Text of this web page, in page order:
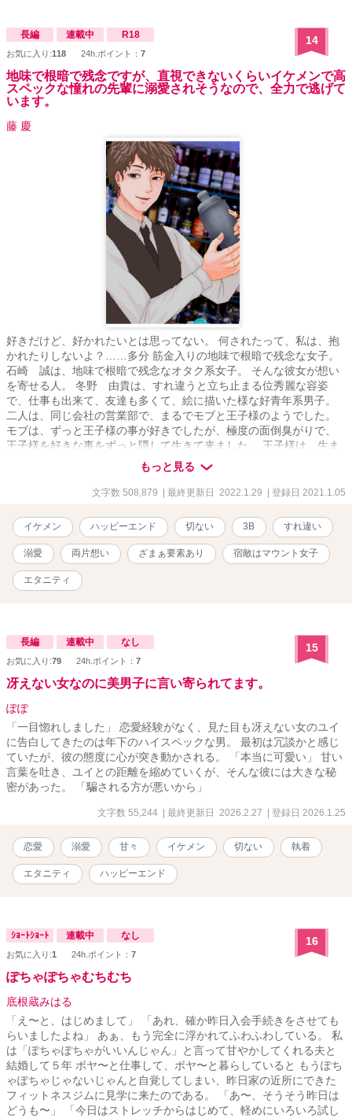
長編 連載中 R18
お気に入り:118 24h.ポイント： 7
14
地味で根暗で残念ですが、直視できないくらいイケメンで高
スペックな憧れの先輩に溺愛されそうなので、全力で逃げて
います。
藤 慶
好きだけど、好かれたいとは思ってない。 何されたって、私は、抱
かれたりしないよ？……多分 筋金入りの地味で根暗で残念な女子。
石崎 誠は、地味で根暗で残念なオタク系女子。 そんな彼女が想い
を寄せる人。 冬野 由貴は、すれ違うと立ち止まる位秀麗な容姿
で、仕事も出来て、友達も多くて、絵に描いた様な好青年系男子。
二人は、同じ会社の営業部で、まるでモブと王子様のようでした。
モブは、ずっと王子様の事が好きでしたが、極度の面倒臭がりで、
王子様を好きな事をずっと隠して生きて来ました。 王子様は、生ま
れて初めて好きになった女性がモブでしたが、自分から女性に告白
した事のない彼は、モブに好きと言う以外何も出来ずにいました。
そんな二人は、同じ会社に3年勤めていたのですが、ある日、王子様
てしまいました。 もう、二度と会うことがないなら、いっそのこと
『無かった事にしてしまえば良い』。 モブは、潔く王子様の事をあ
きらめて、一生地味で根暗で残念な一生を送りました。 モブは、み
んなの前でそう語りました。 「これは、これでめでたしめでたしだ
よ」 満面の笑みで、一縷の迷いもなく、それはそれは、晴れやかな
表情でした。 「ばっかじゃないの。姉ちゃん」 モブは、妹に叱られ
のです。 モブが王子様と面倒臭さを天秤にかけて、面号臭さが勝っ
たんだと思い、ドン引きでした。 「えっ、石崎さん。正気ですか？
なんで告白しないんですか？」 モブは、新人教育をした後輩女性社
員に突っ込まれました。 後輩は、王子様がモブに会いたくて、毎日
だと思っていたけど、誰かハリセン持ってきて！！と、息をのみま
した 「ふ～ん。じゃぁ、次は僕との事をちゃんとしてくれます
か？ 酔っ払って僕に何したと思ってるんですか。あいつ、あきら
めるんなら、責任取って僕と付き合って貰いますからね」 モブは、
唯一仲の良い、男性後輩社員と人には言えない秘密の過去がありま
した。 彼はモブが王子様を好きな事を唯一知る人間でした。 一目惚
モブが王子様を好きな事を知りました。 告白とは、好きな相手にす
るもので、自分を好きな別な相手にするものではない。 彼は、その
時そう思っても、口には出せませんでした。 この物語は、変わり者
のモブが、王子様から全力で逃げる。強制シンデレラストーリー全
力回避系ラブストーリーです。
もっと見る
文字数 508,879 | 最終更新日 2022.1.29 | 登録日 2021.1.05
イケメン ハッピーエンド 切ない 3B すれ違い
溺愛 両片想い ざまぁ要素あり 宿敵はマウント女子
エタニティ
長編 連載中 なし
お気に入り:79 24h.ポイント： 7
15
冴えない女なのに美男子に言い寄られてます。
ぽぽ
「一目惚れしました」 恋愛経験がなく、見た目も冴えない女のユイ
に告白してきたのは年下のハイスペックな男。 最初は冗談かと感じ
ていたが、彼の態度に心が突き動かされる。 「本当に可愛い」 甘い
言葉を吐き、ユイとの距離を縮めていくが、そんな彼には大きな秘
密があった。 「騙される方が悪いから」
文字数 55,244 | 最終更新日 2026.2.27 | 登録日 2026.1.25
恋愛 溺愛 甘々 イケメン 切ない 執着
エタニティ ハッピーエンド
ｼｮｰﾄｼｮｰﾄ 連載中 なし
お気に入り:1 24h.ポイント： 7
16
ぽちゃぽちゃむちむち
底根蔵みはる
「え〜と、はじめまして」 「あれ、確か昨日入会手続きをさせても
らいましたよね」 あぁ、もう完全に浮かれてふわふわしている。 私
は「ぽちゃぽちゃがいいんじゃん」と言って甘やかしてくれる夫と
結婚して５年 ボヤ〜と仕事して、ボヤ〜と暮らしていると もうぽち
ゃぽちゃじゃないじゃんと自覚してしまい、昨日家の近所にできた
フィットネスジムに見学に来たのである。 「あ〜、そうそう昨日は
どうも〜」 「今日はストレッチからはじめて、軽めにいろいろ試し